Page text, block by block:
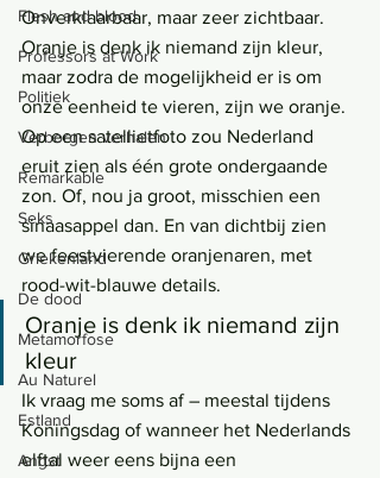
Flesh and blood
Professors at Work
Politiek
Verborgen verhalen
Remarkable
Seks
Griekenland
De dood
Metamorfose
Au Naturel
Estland
Angst
Onverklaarbaar, maar zeer zichtbaar.
Oranje is denk ik niemand zijn kleur,
maar zodra de mogelijkheid er is om
onze eenheid te vieren, zijn we oranje.
Op een satellietfoto zou Nederland
eruit zien als één grote ondergaande
zon. Of, nou ja groot, misschien een
sinaasappel dan. En van dichtbij zien
we feestvierende oranjenaren, met
rood-wit-blauwe details.
Oranje is denk ik niemand zijn
kleur
Ik vraag me soms af – meestal tijdens
Koningsdag of wanneer het Nederlands
elftal weer eens bijna een